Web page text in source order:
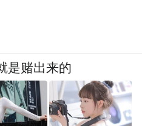
是赌出来的